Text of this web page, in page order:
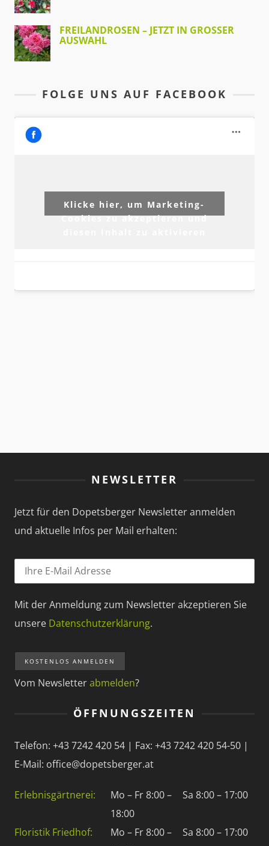
FREILANDROSEN – JETZT IN GROSSER A
USWAHL
FOLGE UNS AUF FACEBOOK
Klicke hier, um Marketing-
Cookies zu akzeptieren und
NEWSLETTER
Jetzt für den Dopetsberger Newsletter anmelden
und aktuelle Infos per Mail erhalten:
Mit der Anmeldung zum Newsletter akzeptieren Sie
unsere Datenschutzerklärung.
Vom Newsletterabmelden?
ÖFFNUNGSZEITEN
Telefon: +43 7242 420 54 | Fax: +43 7242 420 54-50 |
E-Mail: office@dopetsberger.at
Erlebnisgärtnerei:
Mo – Fr 8:00 –
18:00
Sa 8:00 – 17:00
Floristik Friedhof:
Mo – Fr 8:00 –
Sa 8:00 – 17:00